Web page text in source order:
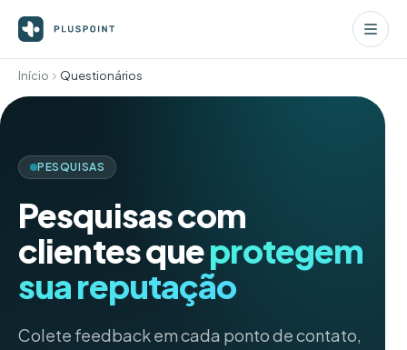
Início Questionários
PESQUISAS
Pesquisas com
clientes queprotegem
sua reputação
Colete feedback em cada ponto de contato,